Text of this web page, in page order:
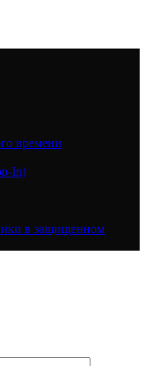
времени
In)
в защищенном